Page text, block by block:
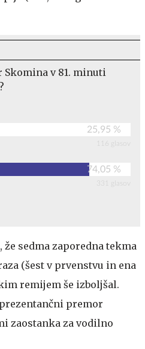
v 81. minuti
25,95 %
74,05 %
331 glasov
sedma zaporedna tekma
(šest v prvenstvu in ena
remijem še izboljšal.
premor
zaostanka za vodilno